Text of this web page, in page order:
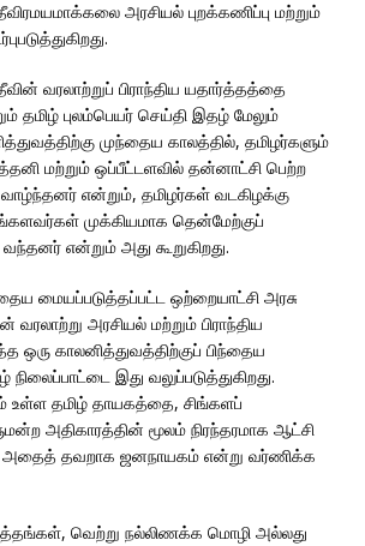
அரசியல் புறக்கணிப்பு மற்றும்
வரலாற்றுப் பிராந்திய யதார்த்தத்தை
தமிழ் புலம்பெயர் செய்தி இதழ் மேலும்
முந்தைய காலத்தில், தமிழர்களும்
மற்றும் ஒப்பீட்டளவில் தன்னாட்சி பெற்ற
என்றும், தமிழர்கள் வடகிழக்கு
முக்கியமாக தென்மேற்குப்
வந்தனர் என்றும் அது கூறுகிறது.
மையப்படுத்தப்பட்ட ஒற்றையாட்சி அரசு
வரலாற்று அரசியல் மற்றும் பிராந்திய
காலனித்துவத்திற்குப் பிந்தைய
இது வலுப்படுத்துகிறது.
உள்ள தமிழ் தாயகத்தை, சிங்களப்
அதிகாரத்தின் மூலம் நிரந்தரமாக ஆட்சி
அதைத் தவறாக ஜனநாயகம் என்று வர்ணிக்க
வெற்று நல்லிணக்க மொழி அல்லது